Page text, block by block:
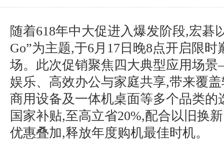
随着618年中大促进入爆发阶段,宏碁
Go”为主题,于6月17日晚8点开启限时
场。此次促销聚焦四大典型应用场
娱乐、高效办公与家庭共享,带来覆
商用设备及一体机桌面等多个品类的
国家补贴,至高立省20%,配合以旧换
优惠叠加,释放年度购机最佳时机。